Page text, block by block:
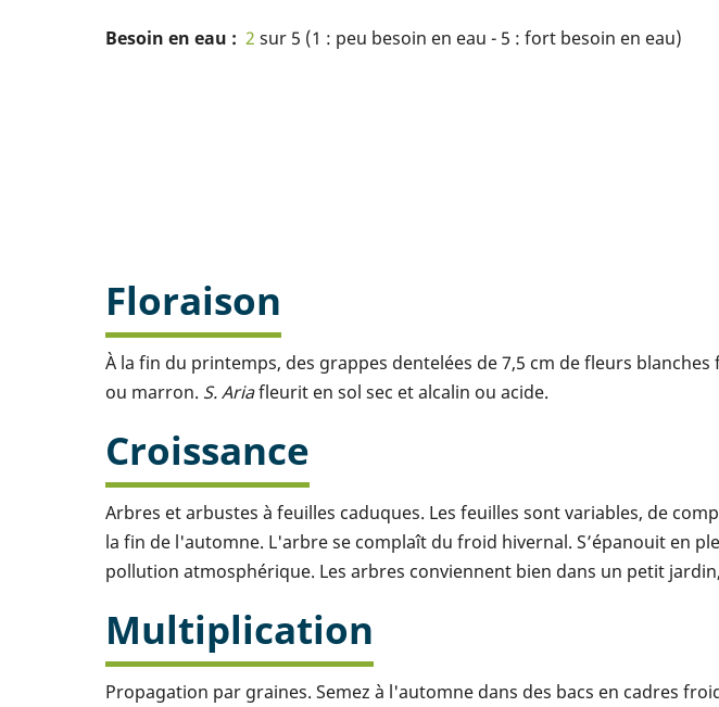
Besoin en eau 2 sur 5 (1 : peu besoin en eau - 5 : fort besoin en eau)
Floraison
À la fin du printemps, des grappes dentelées de 7,5 cm de fleurs
ou marron. S. Ariafleurit en sol sec et alcalin ou acide.
Croissance
Arbres et arbustes à feuilles caduques. Les feuilles sont variables, de
la fin de l'automne. L'arbre se complaît du froid hivernal. S’épanouit en
pollution atmosphérique. Les arbres conviennent bien dans un petit
Multiplication
Propagation par graines. Semez à l'automne dans des bacs en cadres